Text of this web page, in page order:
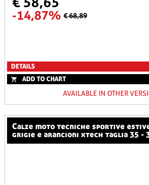
-14,87% € 68,89
DETAILS
ADD TO CHART
AVAILABLE IN OTHER
calze moto tecniche sportive estive leggere corte
grigie e arancioni xtech taglia 35 -